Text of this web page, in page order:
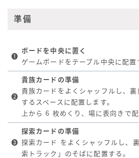
準備
❶
ボードを中央に置く
ゲームボードをテーブル中央に配置
❷
貴族カードの準備
貴族カードをよくシャッフルし、
するスペースに配置します。
上から 6 枚めくり、場に表向きで配
❸
探索カードの準備
探索カード をよくシャッフルし、
索トラック」のそばに配置する。